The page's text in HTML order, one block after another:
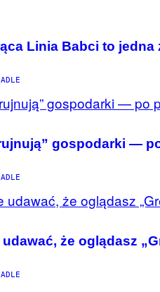
Linia Babci to
gospodarki —
że oglądasz